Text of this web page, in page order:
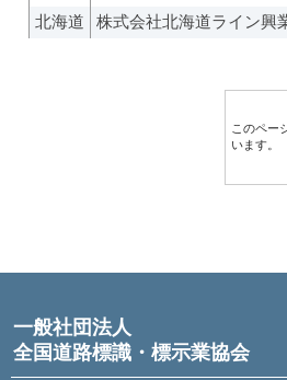
北海道
株式会社北海道ライン興
このペー
います。
一般社団法人
全国道路標識・標示業協会